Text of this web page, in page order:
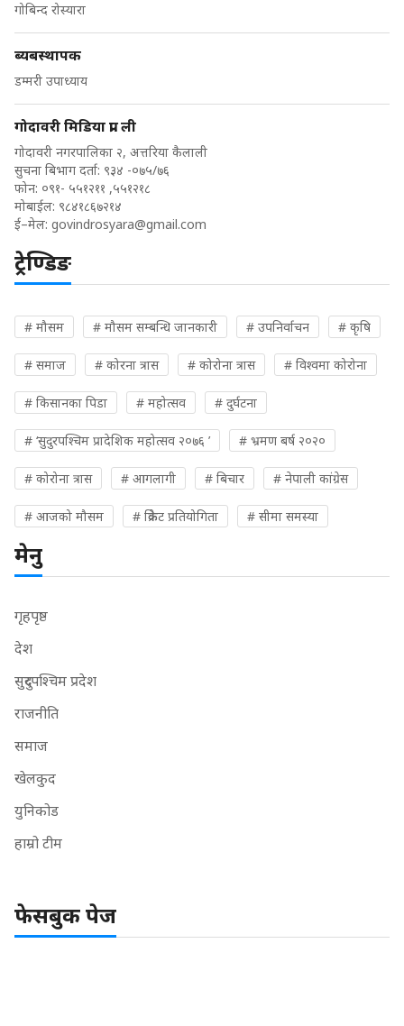
गोबिन्द रोस्यारा
ब्यबस्थापक
डम्मरी उपाध्याय
गोदावरी मिडिया प्रा. ली
गोदावरी नगरपालिका २, अत्तरिया कैलाली
सुचना बिभाग दर्ता: ९३४ -०७५/७६
फोन: ०९१- ५५१२११ ,५५१२१८
मोबाईल: ९८४१८६७२१४
ई–मेल: govindrosyara@gmail.com
ट्रेण्डिङ
# मौसम # मौसम सम्बन्धि जानकारी # उपनिर्वाचन # कृषि
# समाज # कोरना त्रास # कोरोना त्रास # विश्वमा कोरोना
# किसानका पिडा # महोत्सव # दुर्घटना
# ‘सुदुरपश्चिम प्रादेशिक महोत्सव २०७६ ’ # भ्रमण बर्ष २०२०
# कोरोना त्रास # आगलागी # बिचार # नेपाली कांग्रेस
# आजको मौसम # क्रिकेट प्रतियोगिता # सीमा समस्या
मेनु
गृहपृष्ठ
देश
सुदुरपश्चिम प्रदेश
राजनीति
समाज
खेलकुद
युनिकोड
हाम्रो टीम
फेसबुक पेज